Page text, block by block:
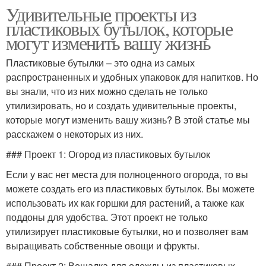
Удивительные проекты из
пластиковых бутылок, которые
могут изменить вашу жизнь
Пластиковые бутылки – это одна из самых
распространенных и удобных упаковок для напитков. Но
вы знали, что из них можно сделать не только
утилизировать, но и создать удивительные проекты,
которые могут изменить вашу жизнь? В этой статье мы
расскажем о некоторых из них.
### Проект 1: Огород из пластиковых бутылок
Если у вас нет места для полноценного огорода, то вы
можете создать его из пластиковых бутылок. Вы можете
использовать их как горшки для растений, а также как
поддоны для удобства. Этот проект не только
утилизирует пластиковые бутылки, но и позволяет вам
выращивать собственные овощи и фрукты.